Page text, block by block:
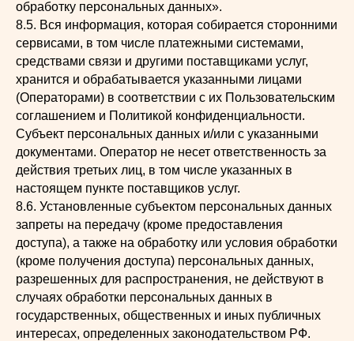
обработку персональных данных».
8.5. Вся информация, которая собирается сторонними
сервисами, в том числе платежными системами,
средствами связи и другими поставщиками услуг,
хранится и обрабатывается указанными лицами
(Операторами) в соответствии с их Пользовательским
соглашением и Политикой конфиденциальности.
Субъект персональных данных и/или с указанными
документами. Оператор не несет ответственность за
действия третьих лиц, в том числе указанных в
настоящем пункте поставщиков услуг.
8.6. Установленные субъектом персональных данных
запреты на передачу (кроме предоставления
доступа), а также на обработку или условия обработки
(кроме получения доступа) персональных данных,
разрешенных для распространения, не действуют в
случаях обработки персональных данных в
государственных, общественных и иных публичных
интересах, определенных законодательством РФ.